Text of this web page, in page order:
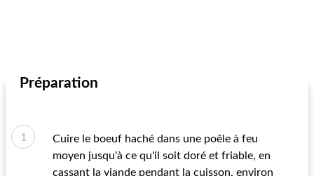
Préparation
Cuire le boeuf haché dans une poêle à feu
moyen jusqu'à ce qu'il soit doré et friable, en
cassant la viande pendant la cuisson, environ